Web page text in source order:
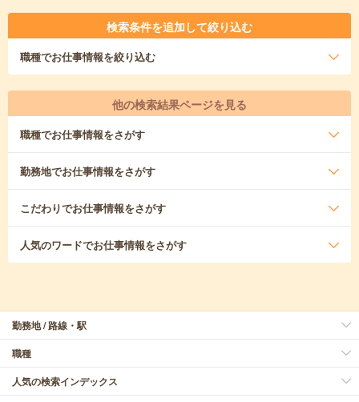
検索条件を追加して絞り込む
職種でお仕事情報を絞り込む
他の検索結果ページを見る
職種でお仕事情報をさがす
勤務地でお仕事情報をさがす
こだわりでお仕事情報をさがす
人気のワードでお仕事情報をさがす
勤務地 / 路線・駅
職種
人気の検索インデックス